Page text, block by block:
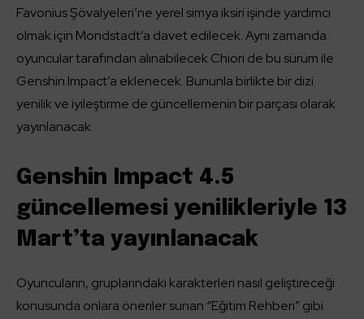
Favonius Şövalyeleri’ne yerel simya iksiri işinde yardımcı
olmak için Mondstadt’a davet edilecek. Aynı zamanda
oyuncular tarafından alınabilecek Chiori de bu sürüm ile
Genshin Impact’a eklenecek. Bununla birlikte bir dizi
yenilik ve iyileştirme de güncellemenin bir parçası olarak
yayınlanacak.
Genshin Impact 4.5
güncellemesi yenilikleriyle 13
Mart’ta yayınlanacak
Oyuncuların, gruplarındaki karakterleri nasıl geliştireceği
konusunda onlara öneriler sunan “Eğitim Rehberi” gibi